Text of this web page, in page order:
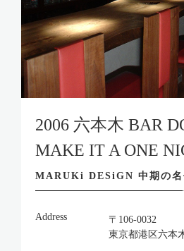
2006 六本木 BAR
MAKE IT A ONE
MARUKi DESiGN 中期の名
Address
〒106-0032
東京都港区六本